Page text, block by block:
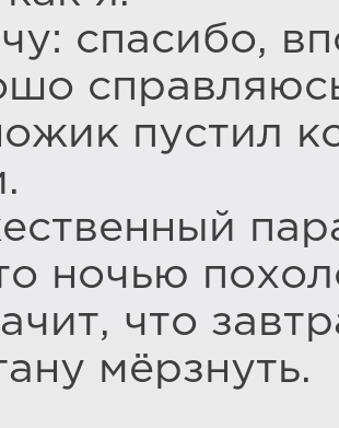
спасибо,
пустил
ночью
что
мёрзнуть.